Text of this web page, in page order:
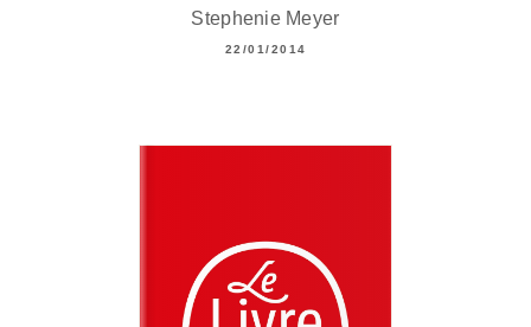
Stephenie Meyer
22/01/2014